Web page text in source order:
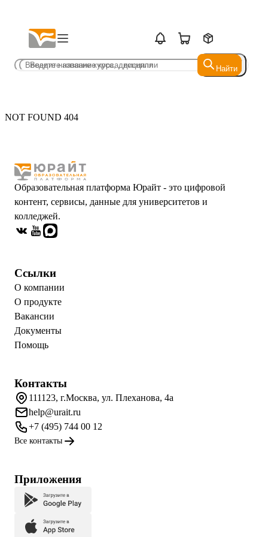
Найти
Найти
NOT FOUND 404
Образовательная платформа Юрайт - это цифровой
контент, сервисы, данные для университетов и
колледжей.
Ссылки
О компании
О продукте
Вакансии
Документы
Помощь
Контакты
111123, г.Москва, ул. Плеханова, 4а
help@urait.ru
+7 (495) 744 00 12
Все контакты
Приложения